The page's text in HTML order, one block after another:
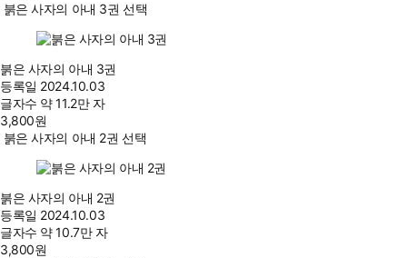
붉은 사자의 아내 3권 선택
붉은 사자의 아내 3권
등록일 2024.10.03
글자수 약 11.2만 자
3,800원
붉은 사자의 아내 2권 선택
붉은 사자의 아내 2권
등록일 2024.10.03
글자수 약 10.7만 자
3,800원